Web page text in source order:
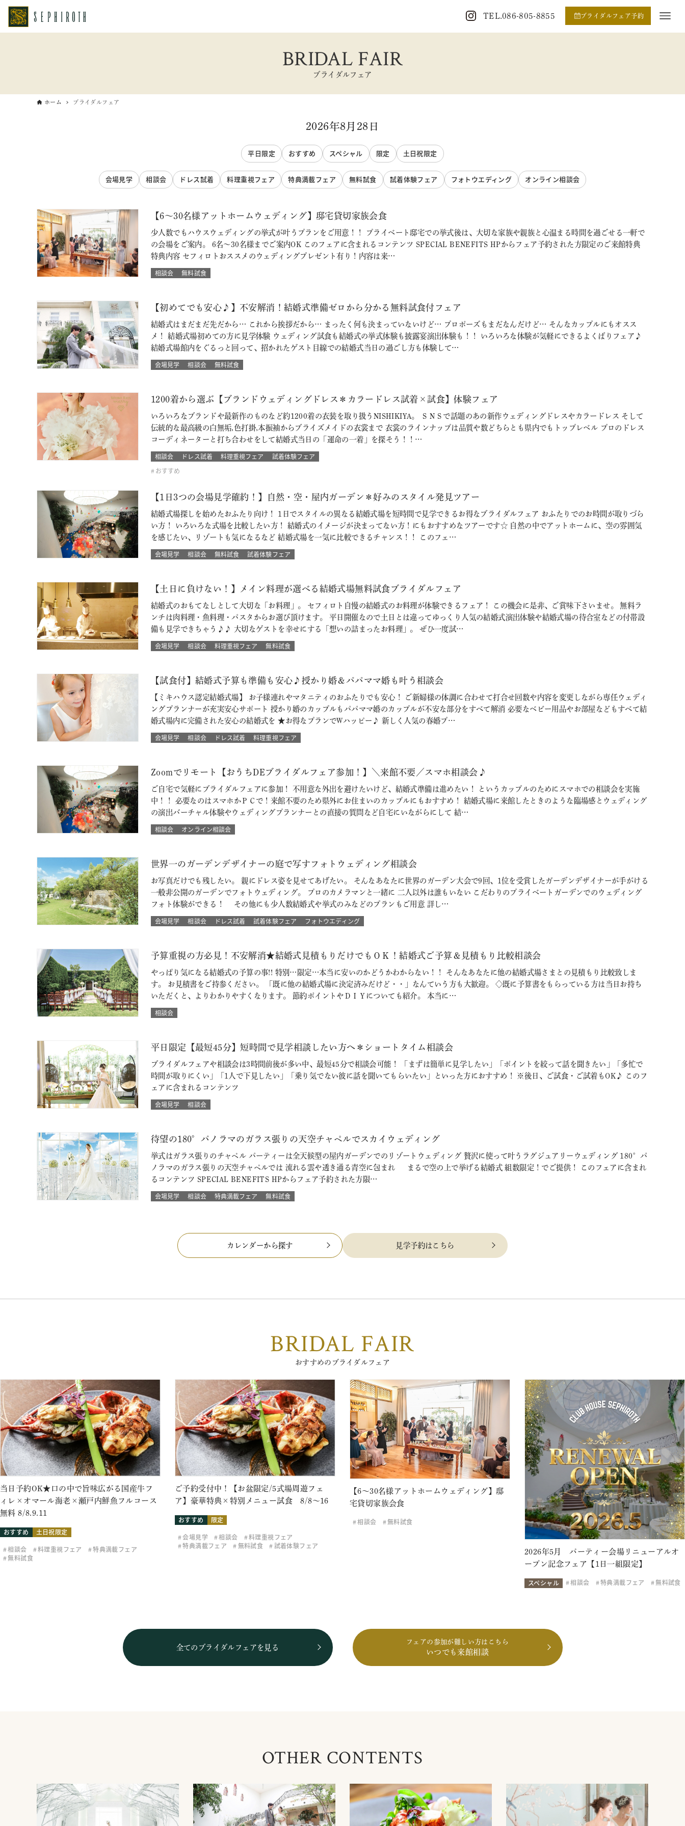
TEL.086-805-8855 ブライダルフェア予約
BRIDAL FAIR
ブライダルフェア
ホーム ブライダルフェア
2026年8月28日
平日限定 おすすめ スペシャル 限定 土日祝限定
会場見学 相談会 ドレス試着 料理重視フェア 特典満載フェア 無料試食 試着体験フェア フォトウエディング オンライン相談会
【6～30名様アットホームウェディング】邸宅貸切家族会食
少人数でもハウスウェディングの挙式が叶うプランをご用意！！ プライベート邸宅での挙式後は、大切な家族や親族と心温まる時間を過ごせる一軒で
の会場をご案内。 6名～30名様までご案内OK このフェアに含まれるコンテンツ SPECIAL BENEFITS HPからフェア予約された方限定のご来館特典
特典内容 セフィロトおススメのウェディングプレゼント有り！内容は来…
相談会 無料試食
【初めてでも安心♪】不安解消！結婚式準備ゼロから分かる無料試食付フェア
結婚式はまだまだ先だから… これから挨拶だから… まったく何も決まっていないけど… プロポーズもまだなんだけど… そんなカップルにもオスス
メ！ 結婚式場初めての方に見学体験 ウェディング試食も結婚式の挙式体験も披露宴演出体験も！！ いろいろな体験が気軽にできるよくばりフェア♪
結婚式場館内をぐるっと回って、招かれたゲスト目線での結婚式当日の過ごし方も体験して…
会場見学 相談会 無料試食
1200着から選ぶ【ブランドウェディングドレス＊カラードレス試着×試食】体験フェア
いろいろなブランドや最新作のものなど約1200着の衣装を取り扱うNISHIKIYA。 ＳＮＳで話題のあの新作ウェディングドレスやカラードレス そして
伝統的な最高級の白無垢,色打掛,本振袖からブライズメイドの衣裳まで 衣裳のラインナップは品質や数どちらとも県内でもトップレベル プロのドレス
コーディネーターと打ち合わせをして結婚式当日の「運命の一着」を探そう！！…
相談会 ドレス試着 料理重視フェア
試着体験フェア
おすすめ
【1日3つの会場見学確約！】自然・空・屋内ガーデン＊好みのスタイル発見ツアー
結婚式場探しを始めたおふたり向け！ 1日でスタイルの異なる結婚式場を短時間で見学できるお得なブライダルフェア おふたりでのお時間が取りづら
い方！ いろいろな式場を比較したい方！ 結婚式のイメージが決まってない方！にもおすすめなツアーです☆ 自然の中でアットホームに、空の雰囲気
を感じたい、リゾートも気になるなど 結婚式場を一気に比較できるチャンス！！ このフェ…
会場見学 相談会 無料試食 試着体験フェア
【土日に負けない！】メイン料理が選べる結婚式場無料試食ブライダルフェア
結婚式のおもてなしとして大切な「お料理」。 セフィロト自慢の結婚式のお料理が体験できるフェア！ この機会に是非、ご賞味下さいませ。 無料ラ
ンチは肉料理・魚料理・パスタからお選び頂けます。 平日開催なので土日とは違ってゆっくり人気の結婚式演出体験や結婚式場の待合室などの付帯設
備も見学できちゃう♪♪ 大切なゲストを幸せにする「想いの詰まったお料理」。 ぜひ一度試…
会場見学 相談会 料理重視フェア 無料試食
【試食付】結婚式予算も準備も安心♪授かり婚＆パパママ婚も叶う相談会
【ミキハウス認定結婚式場】 お子様連れやマタニティのおふたりでも安心！ ご新婦様の体調に合わせて打合せ回数や内容を変更しながら専任ウェディ
ングプランナーが充実安心サポート 授かり婚のカップルもパパママ婚のカップルが不安な部分をすべて解消 必要なベビー用品やお部屋などもすべて結
婚式場内に完備された安心の結婚式を ★お得なプランでWハッピー♪ 新しく人気の春婚プ…
会場見学 相談会 ドレス試着 料理重視フェア
Zoomでリモート【おうちDEブライダルフェア参加！】＼来館不要／スマホ相談会♪
ご自宅で気軽にブライダルフェアに参加！ 不用意な外出を避けたいけど、結婚式準備は進めたい！ というカップルのためにスマホでの相談会を実施
中！！ 必要なのはスマホかＰＣで！来館不要のため県外にお住まいのカップルにもおすすめ！ 結婚式場に来館したときのような臨場感とウェディング
の演出バーチャル体験やウェディングプランナーとの直接の質問など自宅にいながらにして 結…
相談会 オンライン相談会
世界一のガーデンデザイナーの庭で写すフォトウェディング相談会
お写真だけでも残したい。 親にドレス姿を見せてあげたい。 そんなあなたに世界のガーデン大会で9回、1位を受賞したガーデンデザイナーが手がける
一般非公開のガーデンでフォトウェディング。 プロのカメラマンと一緒に 二人以外は誰もいない こだわりのプライベートガーデンでのウェディング
フォト体験ができる！ その他にも少人数結婚式や挙式のみなどのプランもご用意 詳し…
会場見学 相談会 ドレス試着 試着体験フェア フォトウエディング
予算重視の方必見！不安解消★結婚式見積もりだけでもＯＫ！結婚式ご予算＆見積もり比較相談会
やっぱり気になる結婚式の予算の事!! 特別…限定…本当に安いのかどうかわからない！！ そんなあなたに他の結婚式場さまとの見積もり比較致しま
す。 お見積書をご持参ください。 「既に他の結婚式場に決定済みだけど・・」なんていう方も大歓迎。 ◇既に予算書をもらっている方は当日お持ち
いただくと、よりわかりやすくなります。 節約ポイントやＤＩＹについても紹介。 本当に…
相談会
平日限定【最短45分】短時間で見学相談したい方へ＊ショートタイム相談会
ブライダルフェアや相談会は3時間前後が多い中、最短45分で相談会可能！ 「まずは簡単に見学したい」「ポイントを絞って話を聞きたい」「多忙で
時間が取りにくい」「1人で下見したい」「乗り気でない彼に話を聞いてもらいたい」といった方におすすめ！ ※後日、ご試食・ご試着もOK♪ このフ
ェアに含まれるコンテンツ
会場見学 相談会
待望の180°パノラマのガラス張りの天空チャペルでスカイウェディング
挙式はガラス張りのチャペル パーティーは全天候型の屋内ガーデンでのリゾートウェディング 贅沢に使って叶うラグジュアリーウェディング 180°パ
ノラマのガラス張りの天空チャペルでは 流れる雲や透き通る青空に包まれ まるで空の上で挙げる結婚式 組数限定！でご提供！ このフェアに含まれ
るコンテンツ SPECIAL BENEFITS HPからフェア予約された方限…
会場見学 相談会 特典満載フェア 無料試食
カレンダーから探す 見学予約はこちら
BRIDAL FAIR
おすすめのブライダルフェア
当日予約OK★口の中で旨味広がる国産牛フ
ィレ×オマール海老×瀬戸内鮮魚フルコース
無料 8/8.9.11
おすすめ
土日祝限定
相談会
料理重視フェア
特典満載フェア
無料試食
ご予約受付中！【お盆限定/5式場周遊フェ
ア】豪華特典×特別メニュー試食 8/8～16
おすすめ
限定
会場見学
相談会
料理重視フェア
特典満載フェア
無料試食 試着体験フェア
【6～30名様アットホームウェディング】邸
宅貸切家族会食
相談会 無料試食
2026年5月 パーティー会場リニューアルオ
ープン記念フェア【1日一組限定】
スペシャル 相談会 特典満載フェア 無料試食
全てのブライダルフェアを見る
フェアの参加が難しい方はこちら
いつでも来館相談
OTHER CONTENTS